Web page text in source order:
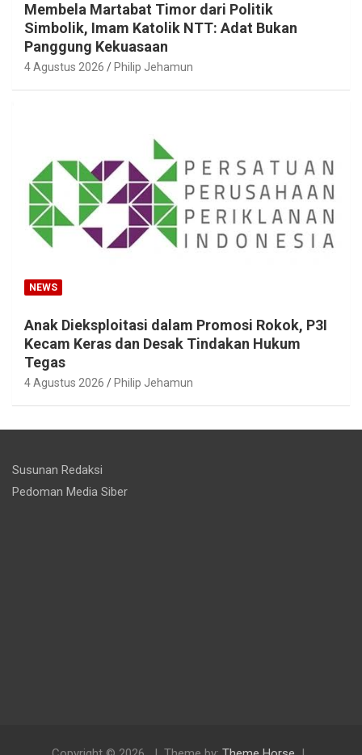
Membela Martabat Timor dari Politik
Simbolik, Imam Katolik NTT: Adat Bukan
Panggung Kekuasaan
4 Agustus 2026 Philip Jehamun
NEWS
Anak Dieksploitasi dalam Promosi Rokok, P3I
Kecam Keras dan Desak Tindakan Hukum
Tegas
4 Agustus 2026 Philip Jehamun
Susunan Redaksi
Pedoman Media Siber